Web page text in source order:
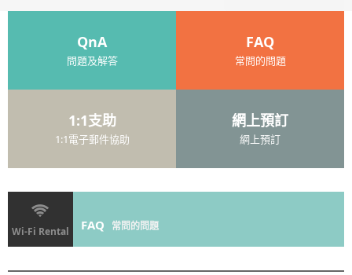
QnA
問題及解答
FAQ
常問的問題
1:1支助
1:1電子郵件協助
網上預訂
網上預訂
Wi-Fi Rental FAQ 常問的問題